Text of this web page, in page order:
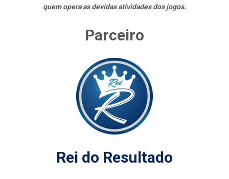
quem opera as devidas atividades dos jogos.
Parceiro
Rei do Resultado